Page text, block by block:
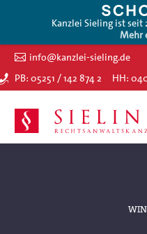
Kanzlei Sieling ist seit
Mehr
info@kanzlei-sieling.de
PB: 05251 / 142 874 2
HH: